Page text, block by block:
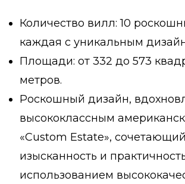
Количество вилл: 10
каждая с уникальным
Площади: от 332 до 573
метров.
Роскошный дизайн,
высококлассным
«Custom Estate», сочетающий
изысканность и
использованием